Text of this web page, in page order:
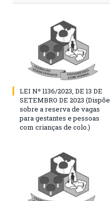
LEI Nº 1136/2023, DE 13 DE
SETEMBRO DE 2023 (Dispõe
sobre a reserva de vagas
para gestantes e pessoas
com crianças de colo.)